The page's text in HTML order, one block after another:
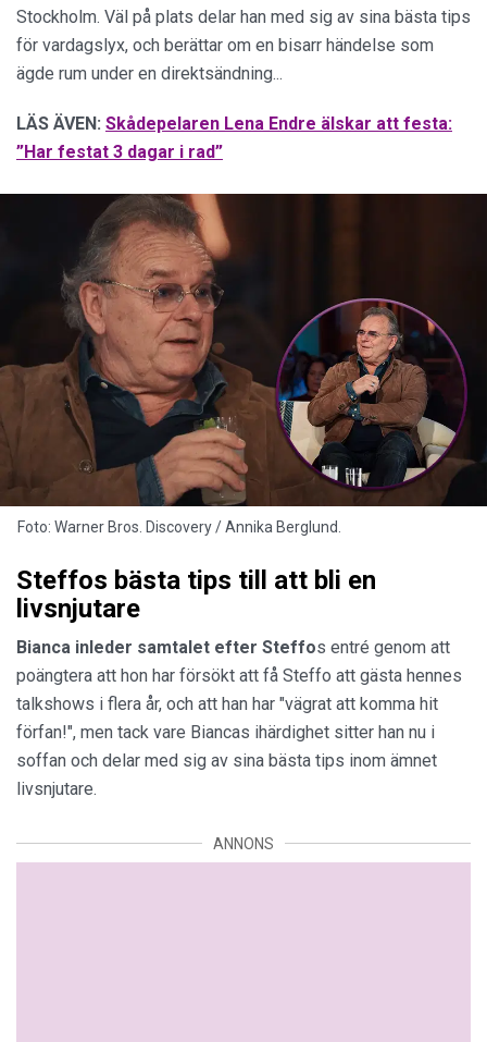
Stockholm. Väl på plats delar han med sig av sina bästa tips
för vardagslyx, och berättar om en bisarr händelse som
ägde rum under en direktsändning...
LÄS ÄVEN: Skådepelaren Lena Endre älskar att festa:
”Har festat 3 dagar i rad”
Foto: Warner Bros. Discovery / Annika Berglund.
Steffos bästa tips till att bli en
livsnjutare
Bianca inleder samtalet efter Steffos entré genom att
poängtera att hon har försökt att få Steffo att gästa hennes
talkshows i flera år, och att han har "vägrat att komma hit
förfan!", men tack vare Biancas ihärdighet sitter han nu i
soffan och delar med sig av sina bästa tips inom ämnet
livsnjutare.
ANNONS